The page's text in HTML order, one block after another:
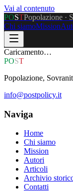
Vai al contenuto
POSTPopolazione ·
Chi siamoMission
Caricamento…
POST
Popolazione,
info@postpolicy.it
Naviga
Home
Chi siamo
Mission
Autori
Articoli
Archivio
Contatti